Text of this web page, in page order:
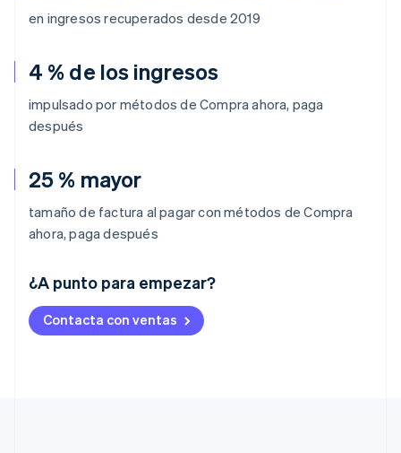
en ingresos recuperados desde 2019
4 % de los ingresos
impulsado por métodos de Compra ahora, paga
después
25 % mayor
tamaño de factura al pagar con métodos de Compra
ahora, paga después
¿A punto para empezar?
Contacta con ventas
Alemania
Deutsch English
Australia
English